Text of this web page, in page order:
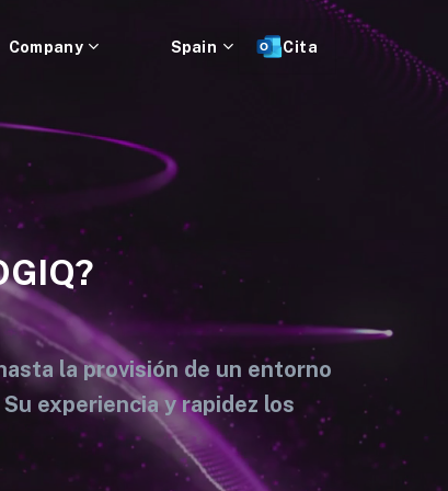
Company Spain Cita
la provisión de un entorno
experiencia y rapidez los